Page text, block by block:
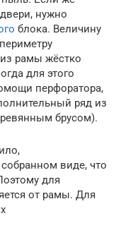
нужно
блока. Величину
рамы жёстко
для этого
перфоратора,
ряд из
брусом).
виде, что
для
от рамы. Для